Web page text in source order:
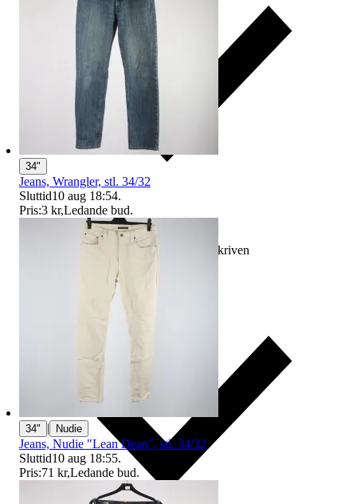
Ersättning om varan inte är som beskriven
34"
Jeans, Wrangler, stl. 34/32
Sluttid10 aug 18:54.
Pris:3 kr,Ledande bud.
34" | Nudie
Jeans, Nudie "Lean Dean", stl. 34/32
Sluttid10 aug 18:55.
Pris:71 kr,Ledande bud.